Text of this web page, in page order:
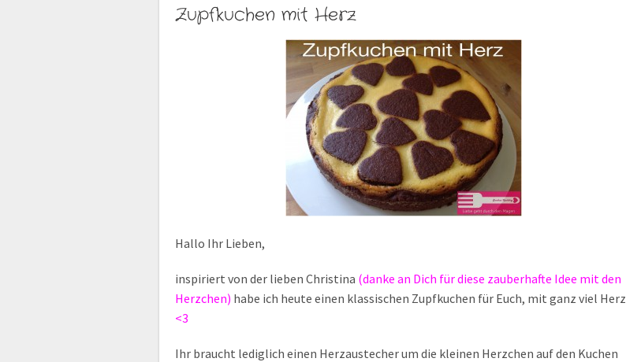
Zupfkuchen mit Herz
Hallo Ihr Lieben,
inspiriert von der lieben Christina (danke an Dich für diese zauberhafte Idee mit den
Herzchen) habe ich heute einen klassischen Zupfkuchen für Euch, mit ganz viel Herz
<3
Ihr braucht lediglich einen Herzaustecher um die kleinen Herzchen auf den Kuchen